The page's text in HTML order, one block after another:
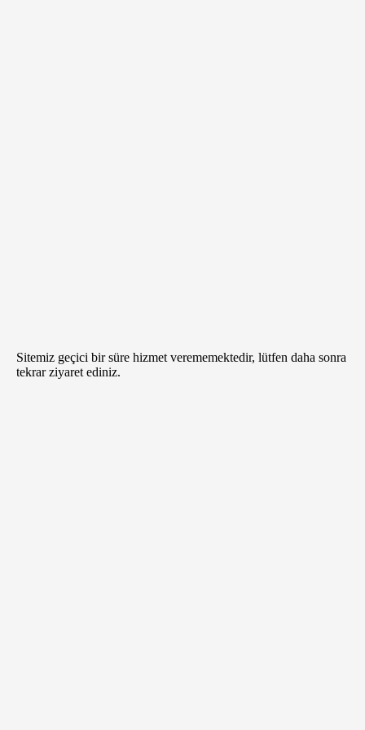
Sitemiz geçici bir süre hizmet verememektedir, lütfen daha sonra
tekrar ziyaret ediniz.